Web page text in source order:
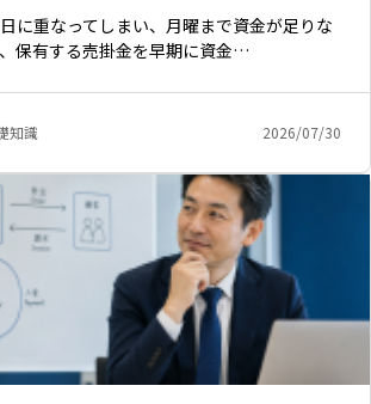
日に重なってしまい、月曜まで資金が足りな
保有する売掛金を早期に資金…
知識 2026/07/30
ますぐ無料登録